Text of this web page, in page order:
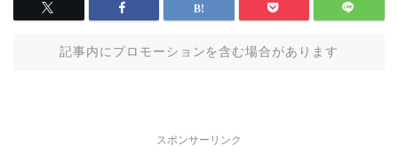
記事内にプロモーションを含む場合があります
スポンサーリンク